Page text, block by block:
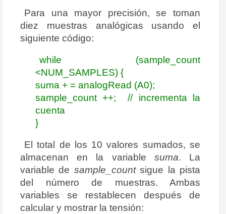
Para una mayor precisión, se toman
diez muestras analógicas usando el
siguiente código:
while (sample_count
<NUM_SAMPLES) {
suma + = analogRead (A0);
sample_count ++; // incrementa la
cuenta
}
El total de los 10 valores sumados, se
almacenan en la variable suma. La
variable de sample_countsigue la pista
del número de muestras. Ambas
variables se restablecen después de
calcular y mostrar la tensión: